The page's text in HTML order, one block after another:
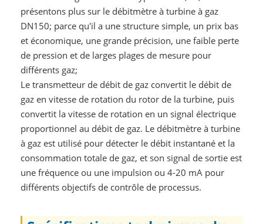
présentons plus sur le débitmètre à turbine à gaz
DN150; parce qu'il a une structure simple, un prix bas
et économique, une grande précision, une faible perte
de pression et de larges plages de mesure pour
différents gaz;
Le transmetteur de débit de gaz convertit le débit de
gaz en vitesse de rotation du rotor de la turbine, puis
convertit la vitesse de rotation en un signal électrique
proportionnel au débit de gaz. Le débitmètre à turbine
à gaz est utilisé pour détecter le débit instantané et la
consommation totale de gaz, et son signal de sortie est
une fréquence ou une impulsion ou 4-20 mA pour
différents objectifs de contrôle de processus.